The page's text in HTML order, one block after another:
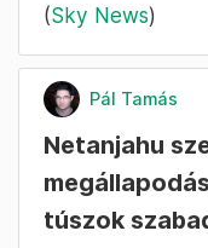
(Sky News)
Pál Tamás
Netanjahu
túszok